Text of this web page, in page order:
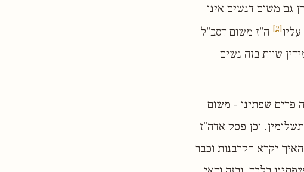
גם משום דנשים אינן
[2]
ה"ז משום דסב"ל
שוות בזה נשים
פרים שפתינו - משום
וכן פסק אדה"ז
יקרא הקרבנות וכבר